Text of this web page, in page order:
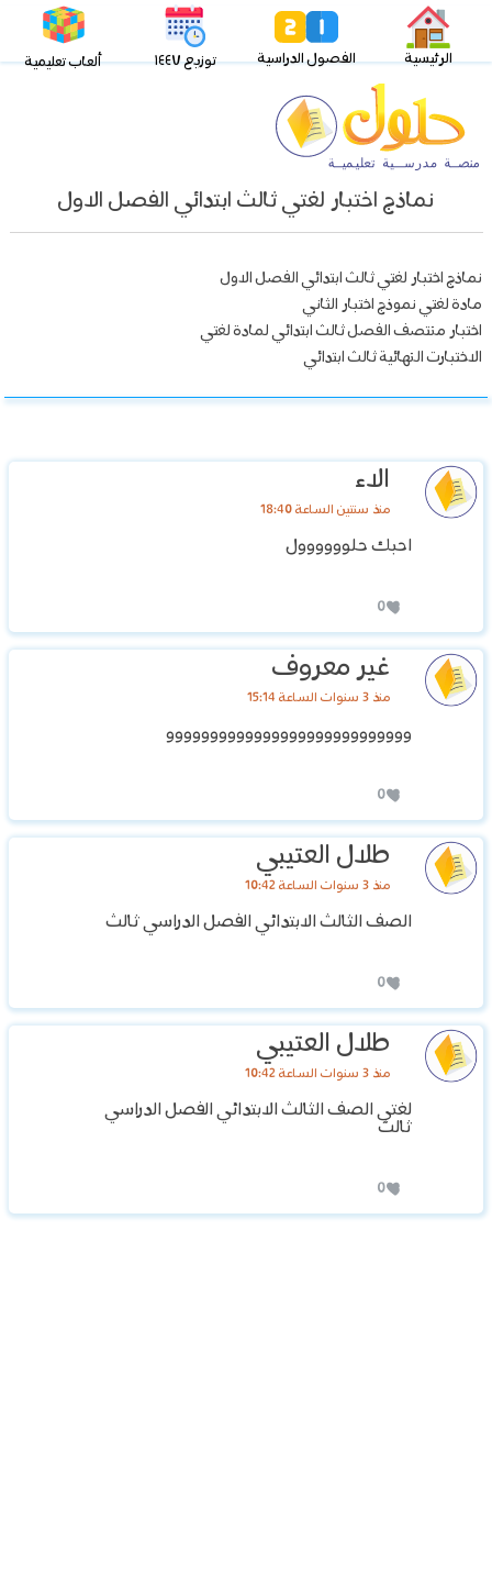
الرئيسية الفصول الدراسية توزيع ١٤٤٧ ألعاب تعليمية
نماذج اختبار لغتي ثالث ابتدائي الفصل الاول
نماذج اختبار لغتي ثالث ابتدائي الفصل الاول
مادة لغتي نموذج اختبار الثاني
اختبار منتصف الفصل ثالث ابتدائي لمادة لغتي
الاختبارت النهائية ثالث ابتدائي
الاء
منذ سنتين الساعة 18:40
احبك حلوووووول
0
غير معروف
منذ 3 سنوات الساعة 15:14
وووووووووووووووووووووووووووو
0
طلال العتيبي
منذ 3 سنوات الساعة 10:42
الصف الثالث الابتدائي الفصل الدراسي ثالث
0
طلال العتيبي
منذ 3 سنوات الساعة 10:42
لغتي الصف الثالث الابتدائي الفصل الدراسي
ثالث
0